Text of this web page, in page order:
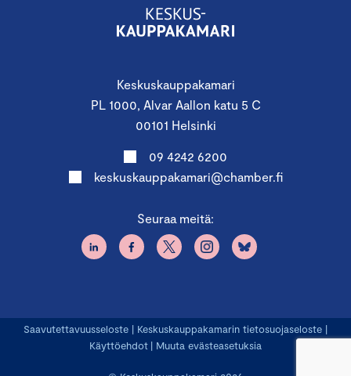
Keskuskauppakamari
PL 1000, Alvar Aallon katu 5 C
00101 Helsinki
09 4242 6200
keskuskauppakamari@chamber.fi
Seuraa meitä:
Saavutettavuusseloste | Keskuskauppakamarin tietosuojaseloste |
Käyttöehdot | Muuta evästeasetuksia